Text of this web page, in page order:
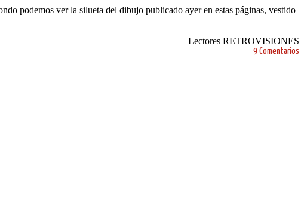
podemos ver la silueta del dibujo publicado ayer en estas páginas, vestido
Lectores RETROVISIONES
9 Comentarios